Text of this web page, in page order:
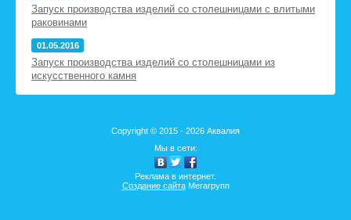
Запуск производства изделий со столешницами с влитыми
раковинами
01.05.2016
Запуск производства изделий со столешницами из
искусственного камня
Copyright © 2015 - 2026 Аквалия
Мы в сети:
Реклама в интернет.
Создание сайтаМегагрупп